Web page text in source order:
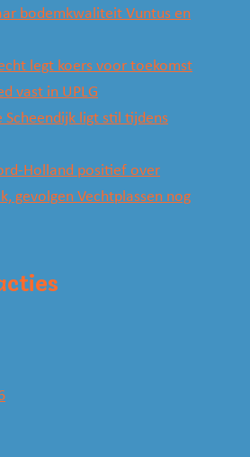
bodemkwaliteit Vuntus en
legt koers voor toekomst
vast in UPLG
Scheendijk ligt stil tijdens
Holland positief over
gevolgen Vechtplassen nog